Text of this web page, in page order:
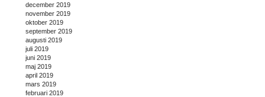
december 2019
november 2019
oktober 2019
september 2019
augusti 2019
juli 2019
juni 2019
maj 2019
april 2019
mars 2019
februari 2019